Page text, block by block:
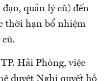
quản lý cũ) đến
thời hạn bổ nhiệm
Hải Phòng, việc